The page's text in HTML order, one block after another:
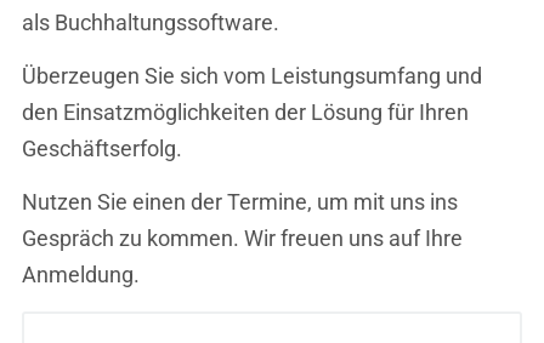
als Buchhaltungssoftware.
Überzeugen Sie sich vom Leistungsumfang und
den Einsatzmöglichkeiten der Lösung für Ihren
Geschäftserfolg.
Nutzen Sie einen der Termine, um mit uns ins
Gespräch zu kommen. Wir freuen uns auf Ihre
Anmeldung.